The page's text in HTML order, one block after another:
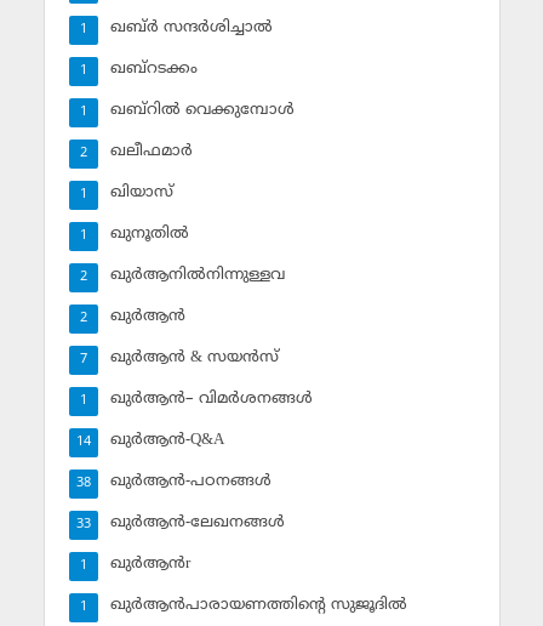
ഖബ്ര്‍ സന്ദര്‍ശിച്ചാല്‍
1
ഖബ്‌റടക്കം
1
ഖബ്‌റില്‍ വെക്കുമ്പോള്‍
1
ഖലീഫമാര്‍
2
ഖിയാസ്
1
ഖുനൂതില്‍
1
ഖുര്‍ആനില്‍നിന്നുള്ളവ
2
ഖുര്‍ആന്‍
2
ഖുര്‍ആന്‍ & സയന്‍സ്‌
7
ഖുര്‍ആന്‍– വിമര്‍ശനങ്ങള്‍
1
ഖുര്‍ആന്‍-Q&A
14
ഖുര്‍ആന്‍-പഠനങ്ങള്‍
38
ഖുര്‍ആന്‍-ലേഖനങ്ങള്‍
33
ഖുര്‍ആന്‍r
1
ഖുര്‍ആന്‍പാരായണത്തിന്റെ സുജൂദില്‍
1